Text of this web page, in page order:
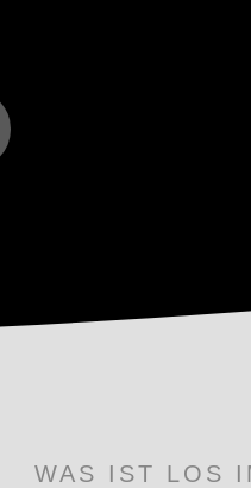
WAS IST LOS